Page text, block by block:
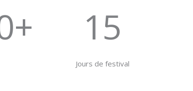
15
Jours de festival